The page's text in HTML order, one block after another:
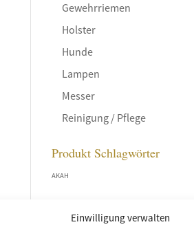
Einwilligung verwalten
Gewehrriemen
Holster
Hunde
Lampen
Messer
Reinigung / Pflege
Produkt Schlagwörter
AKAH